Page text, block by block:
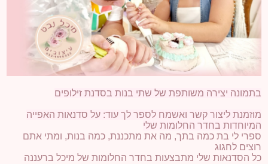
בתמונה יצירה משותפת של שתי בנות בסדנת זילופים
מוזמנת ליצור קשר ואשמח לספר לך עוד: על סדנאות האפייה
המיוחדות בחדר החלומות שלי
ספרי לי בת כמה בתך, מה את מתכננת, כמה בנות, ומתי אתם
רוצים לחגוג
כל הסדנאות שלי מתבצעות בחדר החלומות של מיכל ברעננה